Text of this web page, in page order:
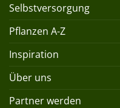
Selbstversorgung
Pflanzen A-Z
Inspiration
Über uns
Partner werden